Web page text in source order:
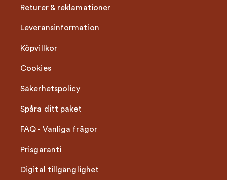
Returer & reklamationer
Leveransinformation
Köpvillkor
Cookies
Säkerhetspolicy
Spåra ditt paket
FAQ - Vanliga frågor
Prisgaranti
Digital tillgänglighet